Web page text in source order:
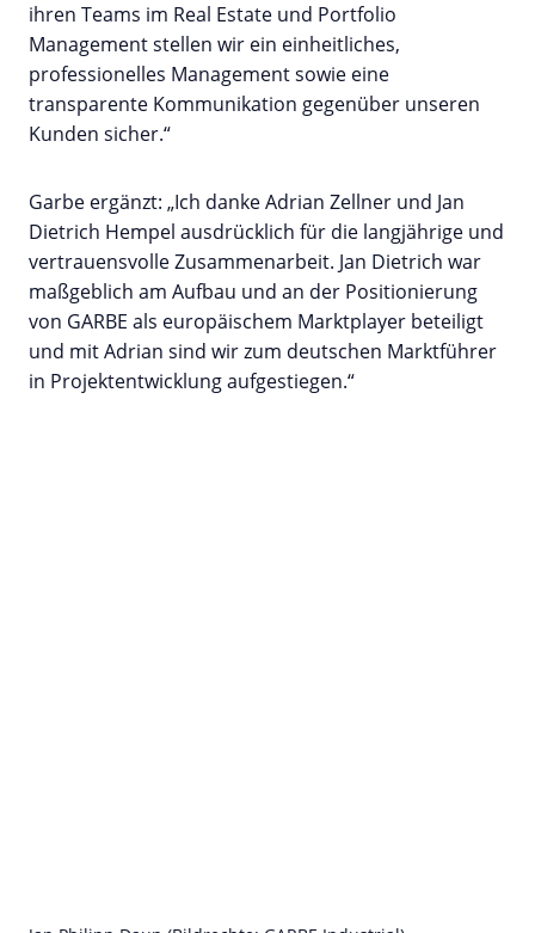
ihren Teams im Real Estate und Portfolio
Management stellen wir ein einheitliches,
professionelles Management sowie eine
transparente Kommunikation gegenüber unseren
Kunden sicher.“
Garbe ergänzt: „Ich danke Adrian Zellner und Jan
Dietrich Hempel ausdrücklich für die langjährige und
vertrauensvolle Zusammenarbeit. Jan Dietrich war
maßgeblich am Aufbau und an der Positionierung
von GARBE als europäischem Marktplayer beteiligt
und mit Adrian sind wir zum deutschen Marktführer
in Projektentwicklung aufgestiegen.“